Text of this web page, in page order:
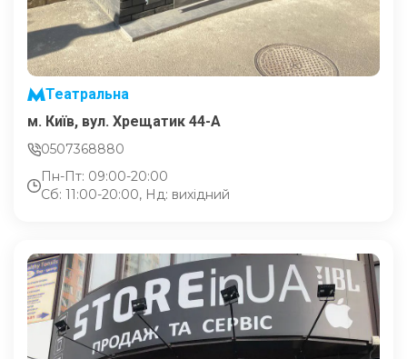
Театральна
м. Київ, вул. Хрещатик 44-A
0507368880
Пн-Пт: 09:00-20:00
Сб: 11:00-20:00, Нд: вихідний